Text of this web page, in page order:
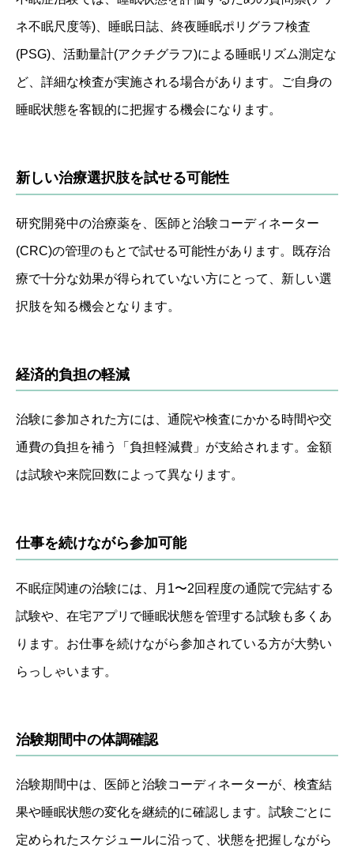
ネ不眠尺度等)、睡眠日誌、終夜睡眠ポリグラフ検査
(PSG)、活動量計(アクチグラフ)による睡眠リズム測定な
ど、詳細な検査が実施される場合があります。ご自身の
睡眠状態を客観的に把握する機会になります。
新しい治療選択肢を試せる可能性
研究開発中の治療薬を、医師と治験コーディネーター
(CRC)の管理のもとで試せる可能性があります。既存治
療で十分な効果が得られていない方にとって、新しい選
択肢を知る機会となります。
経済的負担の軽減
治験に参加された方には、通院や検査にかかる時間や交
通費の負担を補う「負担軽減費」が支給されます。金額
は試験や来院回数によって異なります。
仕事を続けながら参加可能
不眠症関連の治験には、月1〜2回程度の通院で完結する
試験や、在宅アプリで睡眠状態を管理する試験も多くあ
ります。お仕事を続けながら参加されている方が大勢い
らっしゃいます。
治験期間中の体調確認
治験期間中は、医師と治験コーディネーターが、検査結
果や睡眠状態の変化を継続的に確認します。試験ごとに
定められたスケジュールに沿って、状態を把握しながら